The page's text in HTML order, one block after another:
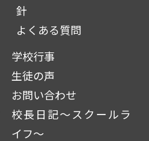
針
よくある質問
学校行事
生徒の声
お問い合わせ
校長日記～スクールラ
イフ～